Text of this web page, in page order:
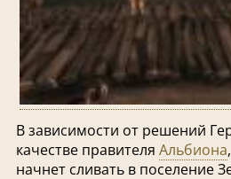
В зависимости от решений
качестве правителя Альбиона
начнет сливать в поселение